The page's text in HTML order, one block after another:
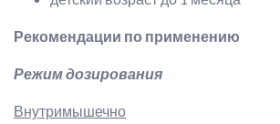
Рекомендации по применению
Режим дозирования
Внутримышечно